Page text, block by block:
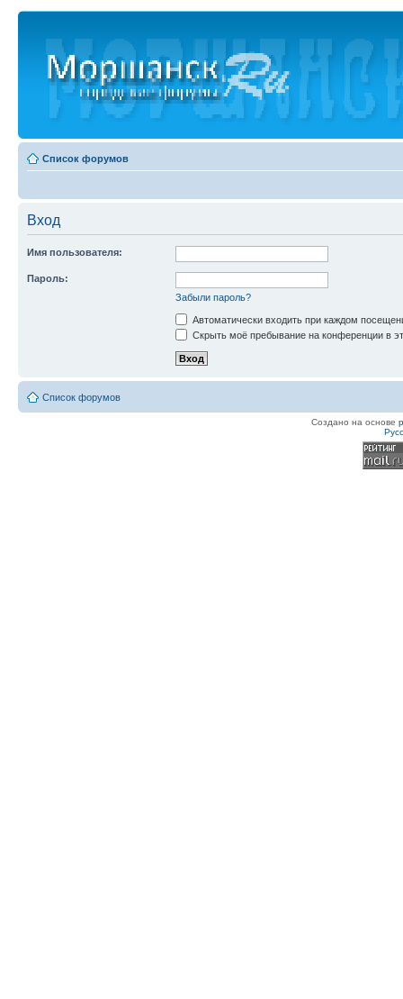
Список форумов
Вход
Имя пользователя:
Пароль:
Забыли пароль?
Автоматически входить при каждом
Скрыть моё пребывание на конференции в
Список форумов
Создано на основе